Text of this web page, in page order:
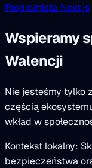
Programista Next.js
Wspieramy
Walencji
Nie jesteśmy tylko
częścią
wkład w
Kontekst lokalny:
bezpieczeństwa